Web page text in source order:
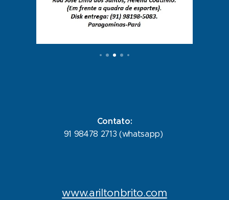
Contato:
91 98478 2713 (whatsapp)
www.ariltonbrito.com